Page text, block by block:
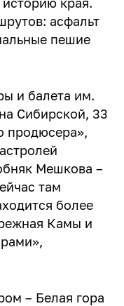
асфальт
пешие
и балета им.
Сибирской, 33
продюсера»,
Мешкова –
там
более
Камы и
– Белая гора